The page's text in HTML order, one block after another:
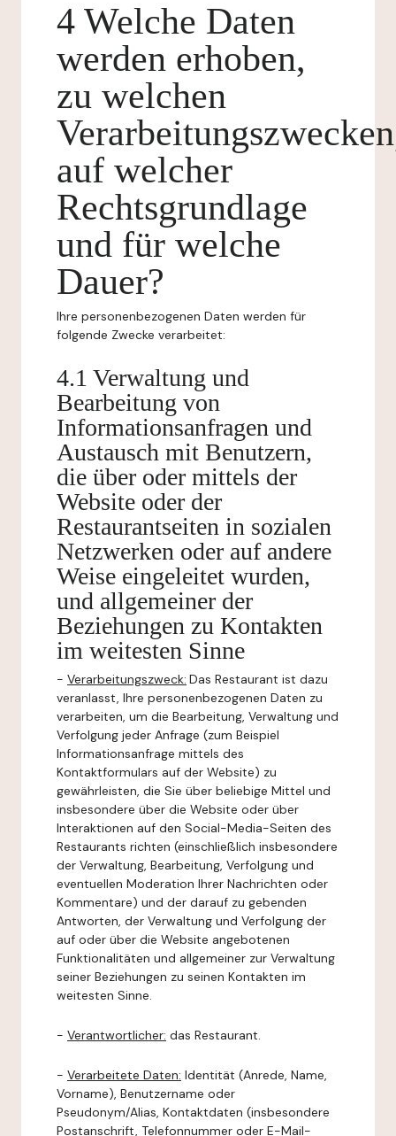
4 Welche Daten
werden erhoben,
zu welchen
auf welcher
Rechtsgrundlage
und für welche
Dauer?
Ihre personenbezogenen Daten werden für
folgende Zwecke verarbeitet:
4.1 Verwaltung und
Bearbeitung von
Informationsanfragen und
Austausch mit Benutzern,
die über oder mittels der
Website oder der
Restaurantseiten in sozialen
Netzwerken oder auf andere
Weise eingeleitet wurden,
und allgemeiner der
Beziehungen zu Kontakten
im weitesten Sinne
- Verarbeitungszweck: Das Restaurant ist dazu
veranlasst, Ihre personenbezogenen Daten zu
verarbeiten, um die Bearbeitung, Verwaltung und
Verfolgung jeder Anfrage (zum Beispiel
Informationsanfrage mittels des
Kontaktformulars auf der Website) zu
gewährleisten, die Sie über beliebige Mittel und
insbesondere über die Website oder über
Interaktionen auf den Social-Media-Seiten des
Restaurants richten (einschließlich insbesondere
der Verwaltung, Bearbeitung, Verfolgung und
eventuellen Moderation Ihrer Nachrichten oder
Kommentare) und der darauf zu gebenden
Antworten, der Verwaltung und Verfolgung der
auf oder über die Website angebotenen
Funktionalitäten und allgemeiner zur Verwaltung
seiner Beziehungen zu seinen Kontakten im
weitesten Sinne.
- Verantwortlicher: das Restaurant.
- Verarbeitete Daten: Identität (Anrede, Name,
Vorname), Benutzername oder
Pseudonym/Alias, Kontaktdaten (insbesondere
Postanschrift, Telefonnummer oder E-Mail-